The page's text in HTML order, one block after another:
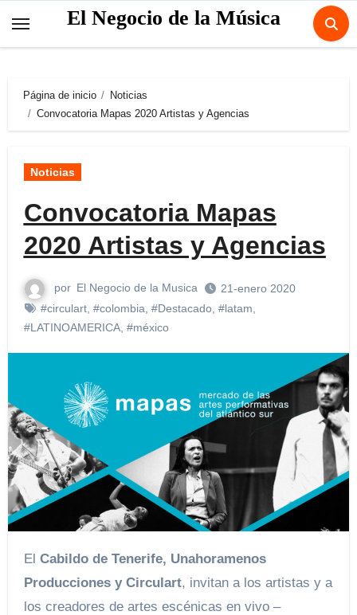
El Negocio de la Música
Página de inicio
Noticias
Convocatoria Mapas 2020 Artistas y Agencias
Noticias
Convocatoria Mapas
2020 Artistas y Agencias
por El Negocio de la Musica
21-enero 2020
#circulart, #colombia #Destacado, #latam
#LATINOAMERICA, #méxico
El Cabildo de Tenerife, Unahoramenos
Producciones y Circulart, invitan a los artistas y a
los creadores de artes escénicas en vivo –